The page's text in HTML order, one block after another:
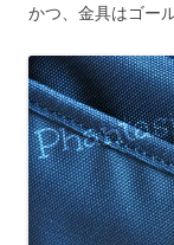
かつ、金具はゴー